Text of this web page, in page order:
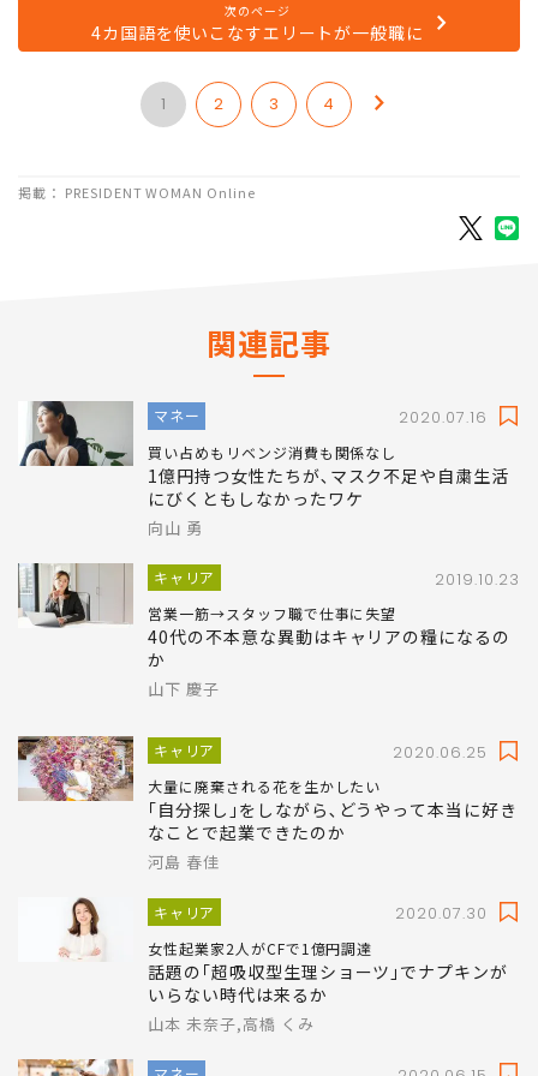
次のページ
4カ国語を使いこなすエリートが一般職に
1 2 3 4
掲載： PRESIDENT WOMAN Online
関連記事
マネー 2020.07.16
買い占めもリベンジ消費も関係なし
1億円持つ女性たちが､マスク不足や自粛生活
にびくともしなかったワケ
向山 勇
キャリア 2019.10.23
営業一筋→スタッフ職で仕事に失望
40代の不本意な異動はキャリアの糧になるの
か
山下 慶子
キャリア 2020.06.25
大量に廃棄される花を生かしたい
｢自分探し｣をしながら､どうやって本当に好き
なことで起業できたのか
河島 春佳
キャリア 2020.07.30
女性起業家2人がCFで1億円調達
話題の｢超吸収型生理ショーツ｣でナプキンが
いらない時代は来るか
山本 未奈子,高橋 くみ